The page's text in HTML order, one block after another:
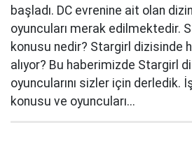
başladı. DC evrenine ait olan
oyuncuları merak edilmektedir.
konusu nedir? Stargirl dizisinde
alıyor? Bu haberimizde Stargirl
oyuncularını sizler için derledik.
konusu ve oyuncuları...